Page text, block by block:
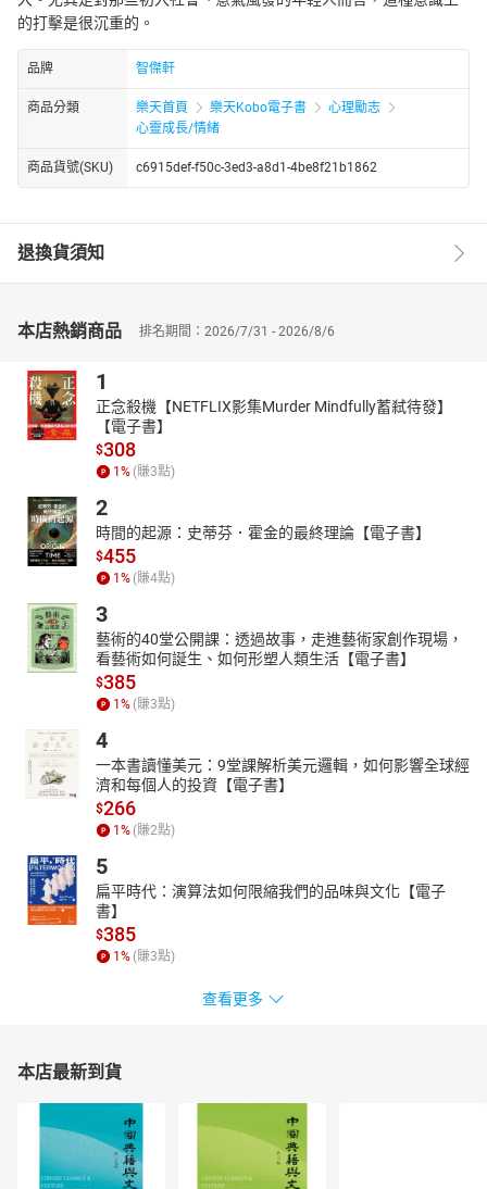
的打擊是很沉重的。
品牌 智傑軒
商品分類 樂天首頁 樂天Kobo電子書
心理勵志
心靈成長/情緒
商品貨號(SKU) c6915def-f50c-3ed3-a8d1-4be8f21b1862
退換貨須知
本店熱銷商品 排名期間：2026/7/31 - 2026/8/6
1
正念殺機【NETFLIX影集Murder Mindfully蓄弒待發】
【電子書】
$308
1% (賺3點)
2
時間的起源：史蒂芬．霍金的最終理論【電子書】
$455
1% (賺4點)
3
藝術的40堂公開課：透過故事，走進藝術家創作現場，
看藝術如何誕生、如何形塑人類生活【電子書】
$385
1% (賺3點)
4
一本書讀懂美元：9堂課解析美元邏輯，如何影響全球經
濟和每個人的投資【電子書】
$266
1% (賺2點)
5
扁平時代：演算法如何限縮我們的品味與文化【電子
書】
$385
1% (賺3點)
查看更多
本店最新到貨